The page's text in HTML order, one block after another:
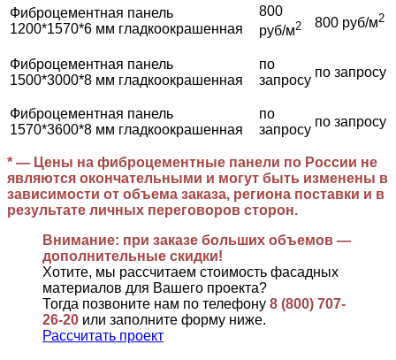
Фиброцементная панель
1200*1570*6 мм гладкоокрашенная
800
руб/м2 800 руб/м2
Фиброцементная панель
1500*3000*8 мм гладкоокрашенная
по
запросу
по запросу
Фиброцементная панель
1570*3600*8 мм гладкоокрашенная
по
запросу
по запросу
* — Цены на фиброцементные панели по России не
являются окончательными и могут быть изменены в
зависимости от объема заказа, региона поставки и в
результате личных переговоров сторон.
Внимание: при заказе больших объемов —
дополнительные скидки!
Хотите, мы рассчитаем стоимость фасадных
материалов для Вашего проекта?
Тогда позвоните нам по телефону 8 (800) 707-
26-20 или заполните форму ниже.
Рассчитать проект